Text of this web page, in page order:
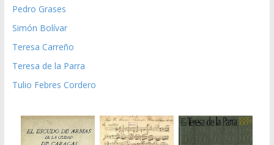
Pedro Grases
Simón Bolívar
Teresa Carreño
Teresa de la Parra
Tulio Febres Cordero